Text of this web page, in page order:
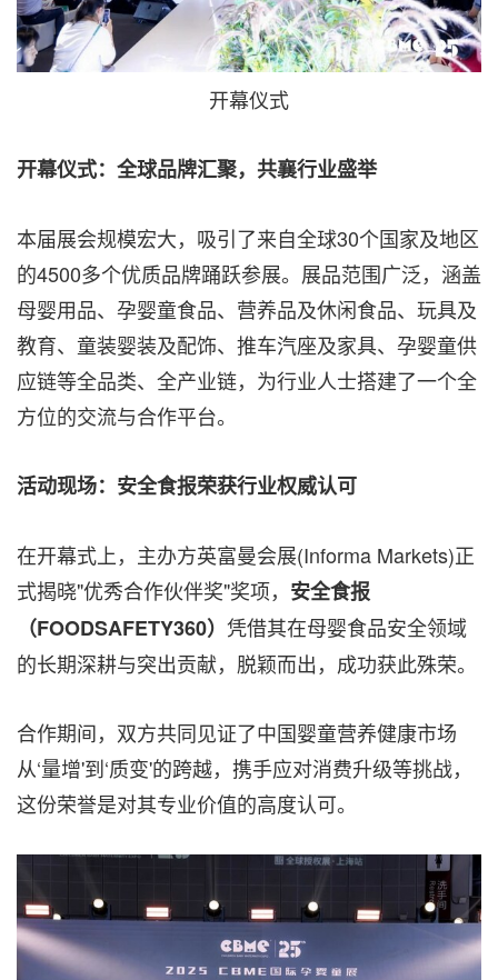
开幕仪式
开幕仪式：全球品牌汇聚，共襄行业盛举
本届展会规模宏大，吸引了来自全球30个国家及地区
的4500多个优质品牌踊跃参展。展品范围广泛，涵盖
母婴用品、孕婴童食品、营养品及休闲食品、玩具及
教育、童装婴装及配饰、推车汽座及家具、孕婴童供
应链等全品类、全产业链，为行业人士搭建了一个全
方位的交流与合作平台。
活动现场：安全食报荣获行业权威认可
在开幕式上，主办方英富曼会展(Informa Markets)正
式揭晓"优秀合作伙伴奖"奖项， 安全食报
（FOODSAFETY360） 凭借其在母婴食品安全领域
的长期深耕与突出贡献，脱颖而出，成功获此殊荣。
合作期间，双方共同见证了中国婴童营养健康市场
从‘量增'到‘质变'的跨越，携手应对消费升级等挑战，
这份荣誉是对其专业价值的高度认可。